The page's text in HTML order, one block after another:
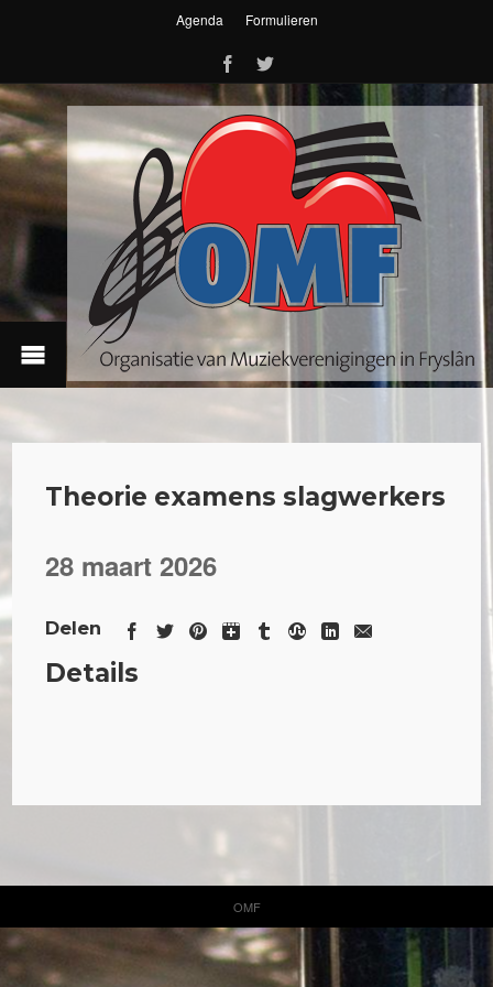
Agenda Formulieren
Theorie examens slagwerkers
28 maart 2026
Delen
Details
OMF